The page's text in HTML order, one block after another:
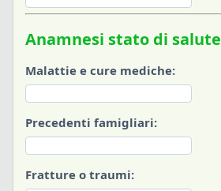
Anamnesi stato di salute
Malattie e cure mediche:
Precedenti famigliari:
Fratture o traumi: